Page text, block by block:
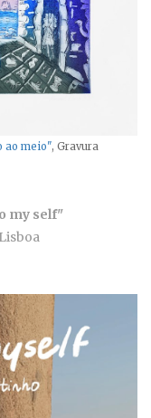
ao meio", Gravura
my self"